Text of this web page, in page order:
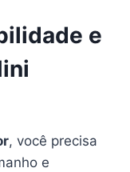
e
, você precisa
e